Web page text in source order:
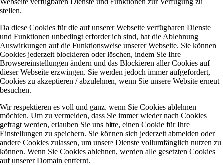
stellen.
Da diese Cookies für die auf unserer Webseite verfügbaren Dienste
und Funktionen unbedingt erforderlich sind, hat die Ablehnung
Auswirkungen auf die Funktionsweise unserer Webseite. Sie können
Cookies jederzeit blockieren oder löschen, indem Sie Ihre
Browsereinstellungen ändern und das Blockieren aller Cookies auf
dieser Webseite erzwingen. Sie werden jedoch immer aufgefordert,
Cookies zu akzeptieren / abzulehnen, wenn Sie unsere Website erneut
besuchen.
Wir respektieren es voll und ganz, wenn Sie Cookies ablehnen
möchten. Um zu vermeiden, dass Sie immer wieder nach Cookies
gefragt werden, erlauben Sie uns bitte, einen Cookie für Ihre
Einstellungen zu speichern. Sie können sich jederzeit abmelden oder
andere Cookies zulassen, um unsere Dienste vollumfänglich nutzen zu
können. Wenn Sie Cookies ablehnen, werden alle gesetzten Cookies
auf unserer Domain entfernt.